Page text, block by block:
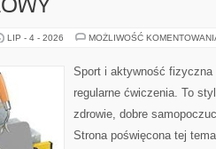
LIP - 4 - 2026 MOŻLIWOŚĆ
Sport i aktywność
regularne ćwiczenia. To
zdrowie, dobre
Strona poświęcona tej